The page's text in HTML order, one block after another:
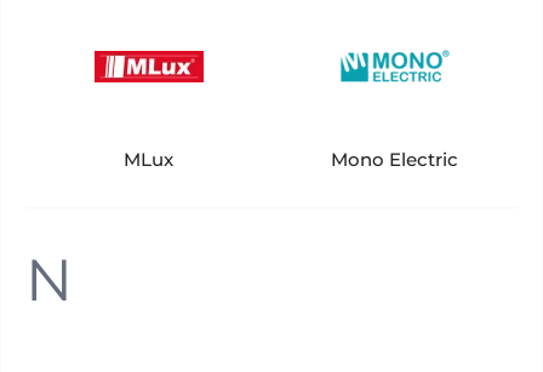
MLux Mono Electric
N